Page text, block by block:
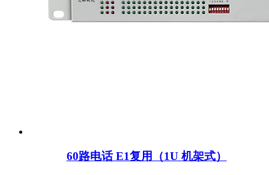
60路电话 E1复用（1U 机架式）